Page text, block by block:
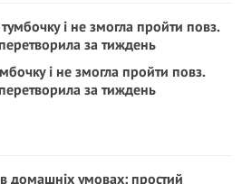
і не змогла пройти повз.
за тиждень